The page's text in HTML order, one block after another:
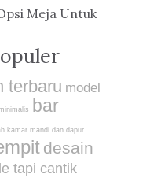
Meja Untuk
terbaru model
bar
kamar mandi dan dapur
desain
tapi cantik